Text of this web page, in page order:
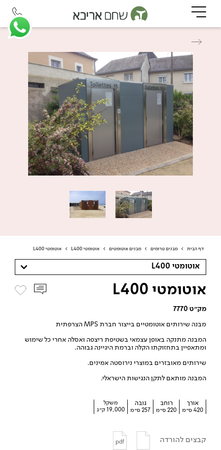
דף הבית > מבנים טרומים > מבנים אוטומטים > אוטומטי L400 > אוטומטי L400
אוטומטי L400
אוטומטי L400
מק״ט 7770
מבנה שירותים אוטומטיים בייצור חברת MPS הצרפתית
המבנה מתנקה באופן עצמאי בשטיפת ריצפה ואסלה אחרי כל שימוש
ומתאפיין בתחזוקתו הקלה וברמת היגיינה גבוהה.
שירותים מאובזרים במוצרי נירוסטה אמינים.
המבנה מותאם לתקן הנגישות הישראלי.
אורך
420 ס״מ
רוחב
220 ס״מ
גובה
257 ס״מ
משקל
19,000 ק״ג
קבצים להורדה pdf